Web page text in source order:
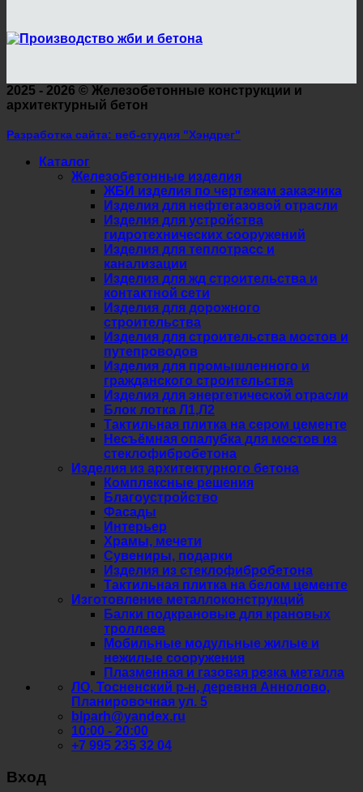
2025 - 2026 © Железобетонные конструкции и
архитектурный бетон
Разработка сайта: веб-студия "Хэндрег"
Каталог
Железобетонные изделия
ЖБИ изделия по чертежам заказчика
Изделия для нефтегазовой отрасли
Изделия для устройства
гидротехнических сооружений
Изделия для теплотрасс и
канализации
Изделия для жд строительства и
контактной сети
Изделия для дорожного
строительства
Изделия для строительства мостов и
путепроводов
Изделия для промышленного и
гражданского строительства
Изделия для энергетической отрасли
Блок лотка Л1,Л2
Тактильная плитка на сером цементе
Несъёмная опалубка для мостов из
стеклофибробетона
Изделия из архитектурного бетона
Комплексные решения
Благоустройство
Фасады
Интерьер
Храмы, мечети
Сувениры, подарки
Изделия из стеклофибробетона
Тактильная плитка на белом цементе
Изготовление металлоконструкций
Балки подкрановые для крановых
троллеев
Мобильные модульные жилые и
нежилые сооружения
Плазменная и газовая резка металла
ЛО, Тосненский р-н, деревня Аннолово,
Планировочная ул. 5
blparh@yandex.ru
10:00 - 20:00
+7 995 235 32 04
Вход